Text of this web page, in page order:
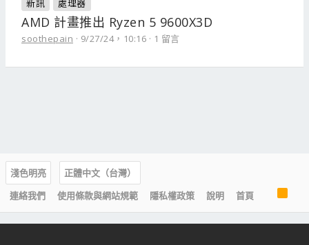
新訊 處理器
AMD 計畫推出 Ryzen 5 9600X3D
soothepain 9/27/24，10:16 1 留言
淺色明亮
正體中文（台灣）
連絡我們
使用條款與網站規範 隱私權政策 說明 首頁
R
S
S